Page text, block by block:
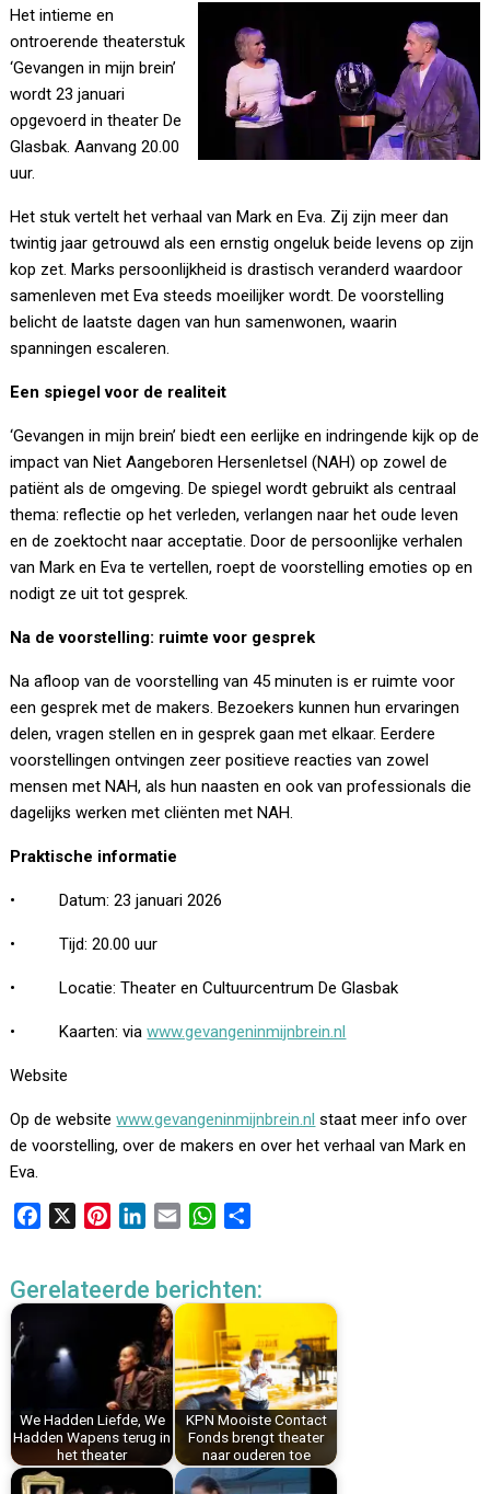
Het intieme en
ontroerende theaterstuk
‘Gevangen in mijn brein’
wordt 23 januari
opgevoerd in theater De
Glasbak. Aanvang 20.00
uur.
Het stuk vertelt het verhaal van Mark en Eva. Zij zijn meer dan
twintig jaar getrouwd als een ernstig ongeluk beide levens op zijn
kop zet. Marks persoonlijkheid is drastisch veranderd waardoor
samenleven met Eva steeds moeilijker wordt. De voorstelling
belicht de laatste dagen van hun samenwonen, waarin
spanningen escaleren.
Een spiegel voor de realiteit
‘Gevangen in mijn brein’ biedt een eerlijke en indringende kijk op de
impact van Niet Aangeboren Hersenletsel (NAH) op zowel de
patiënt als de omgeving. De spiegel wordt gebruikt als centraal
thema: reflectie op het verleden, verlangen naar het oude leven
en de zoektocht naar acceptatie. Door de persoonlijke verhalen
van Mark en Eva te vertellen, roept de voorstelling emoties op en
nodigt ze uit tot gesprek.
Na de voorstelling: ruimte voor gesprek
Na afloop van de voorstelling van 45 minuten is er ruimte voor
een gesprek met de makers. Bezoekers kunnen hun ervaringen
delen, vragen stellen en in gesprek gaan met elkaar. Eerdere
voorstellingen ontvingen zeer positieve reacties van zowel
mensen met NAH, als hun naasten en ook van professionals die
dagelijks werken met cliënten met NAH.
Praktische informatie
• Datum: 23 januari 2026
• Tijd: 20.00 uur
• Locatie: Theater en Cultuurcentrum De Glasbak
• Kaarten: viawww.gevangeninmijnbrein.nl
Website
Op de websitewww.gevangeninmijnbrein.nl staat meer info over
de voorstelling, over de makers en over het verhaal van Mark en
Eva.
e
t
e
s
t
k
e
d
I
n
i
W
t
s
A
p
p
e
Gerelateerde berichten:
We Hadden Liefde, We
Hadden Wapens terug in
het theater
KPN Mooiste Contact
Fonds brengt theater
naar ouderen toe